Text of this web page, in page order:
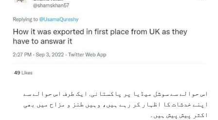
اس حوالے سے سوشل میڈیا پر پاکستانی. ایک طرف اس حوالے سے
اپنے خدشات کا اظہار کر رہے ہیں، وہیں طنز و مزاح میں بھی
اکثر پیش پیش ہیں۔